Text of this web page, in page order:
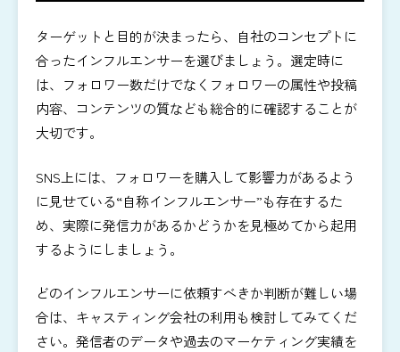
ターゲットと目的が決まったら、自社のコンセプトに
合ったインフルエンサーを選びましょう。選定時に
は、フォロワー数だけでなくフォロワーの属性や投稿
内容、コンテンツの質なども総合的に確認することが
大切です。
SNS上には、フォロワーを購入して影響力があるよう
に見せている“自称インフルエンサー”も存在するた
め、実際に発信力があるかどうかを見極めてから起用
するようにしましょう。
どのインフルエンサーに依頼すべきか判断が難しい場
合は、キャスティング会社の利用も検討してみてくだ
さい。発信者のデータや過去のマーケティング実績を